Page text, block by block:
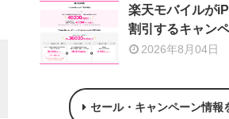
楽天モバイルが
割引するキャン
2026年8月04日
セール・キャンペーン情報